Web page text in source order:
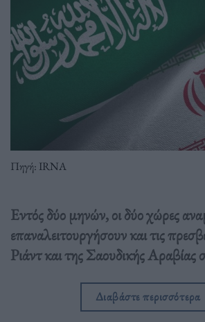
Πηγή: IRNA
Εντός δύο μηνών, οι δύο χώρες
επαναλειτουργήσουν και τις
Ριάντ και της Σαουδικής Αραβίας
Διαβάστε περισσότερα